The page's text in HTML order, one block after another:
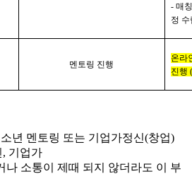
- 매
정 수
멘토링 진행
온라
진행
년 멘토링 또는 기업가정신(창업)
, 기업가
나 소통이 제때 되지 않더라도 이 부